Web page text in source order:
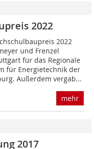
2022
2022
und Frenzel
für das Regionale
für Energietechnik der
Außerdem vergab...
mehr
2017